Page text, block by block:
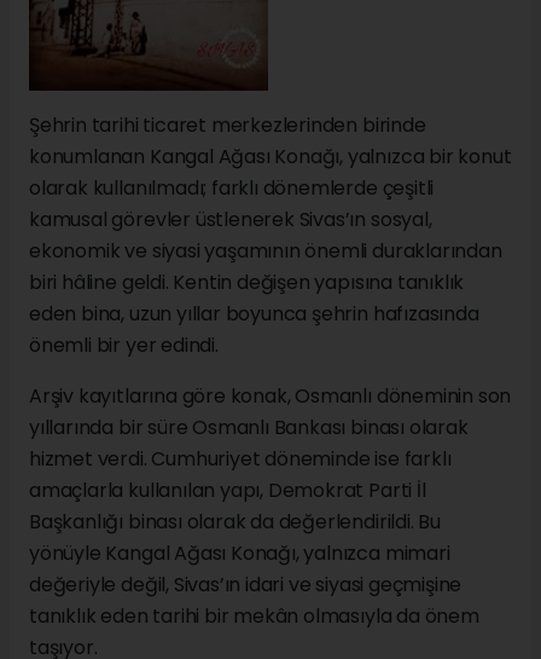
Şehrin tarihi ticaret merkezlerinden birinde
konumlanan Kangal Ağası Konağı, yalnızca bir konut
olarak kullanılmadı; farklı dönemlerde çeşitli
kamusal görevler üstlenerek Sivas’ın sosyal,
ekonomik ve siyasi yaşamının önemli duraklarından
biri hâline geldi. Kentin değişen yapısına tanıklık
eden bina, uzun yıllar boyunca şehrin hafızasında
önemli bir yer edindi.
Arşiv kayıtlarına göre konak, Osmanlı döneminin son
yıllarında bir süre Osmanlı Bankası binası olarak
hizmet verdi. Cumhuriyet döneminde ise farklı
amaçlarla kullanılan yapı, Demokrat Parti İl
Başkanlığı binası olarak da değerlendirildi. Bu
yönüyle Kangal Ağası Konağı, yalnızca mimari
değeriyle değil, Sivas’ın idari ve siyasi geçmişine
tanıklık eden tarihi bir mekân olmasıyla da önem
taşıyor.